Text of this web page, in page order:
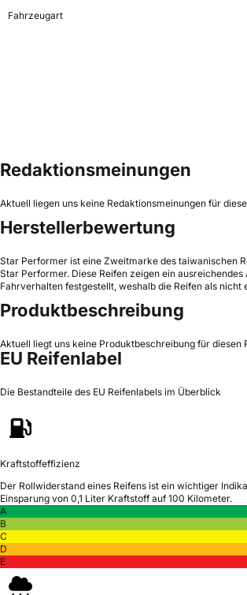
Fahrzeugart
Redaktionsmeinungen
Aktuell liegen uns keine Redaktionsmeinungen für
Herstellerbewertung
Star Performer ist eine Zweitmarke des taiwanischen
Star Performer. Diese Reifen zeigen ein
Fahrverhalten festgestellt, weshalb die Reifen als
Produktbeschreibung
Aktuell liegt uns keine Produktbeschreibung für diesen
EU Reifenlabel
Die Bestandteile des EU Reifenlabels im Überblick
Kraftstoffeffizienz
Der Rollwiderstand eines Reifens ist ein wichtiger
Einsparung von 0,1 Liter Kraftstoff auf 100 Kilometer.
A
B
C
D
E